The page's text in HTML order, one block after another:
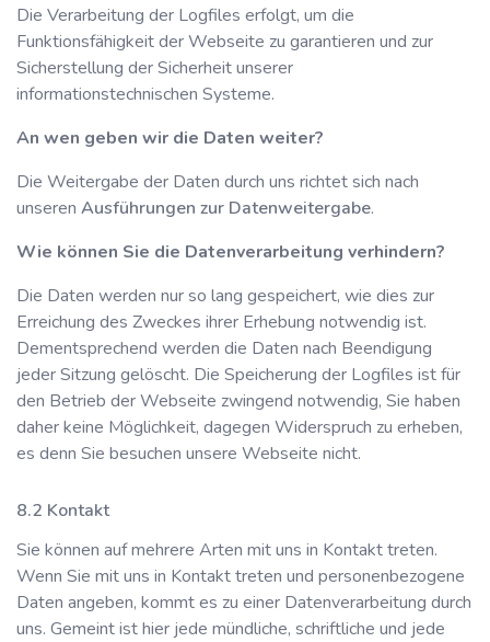
Die Verarbeitung der Logfiles erfolgt, um die
Funktionsfähigkeit der Webseite zu garantieren und zur
Sicherstellung der Sicherheit unserer
informationstechnischen Systeme.
An wen geben wir die Daten weiter?
Die Weitergabe der Daten durch uns richtet sich nach
unseren Ausführungen zur Datenweitergabe.
Wie können Sie die Datenverarbeitung verhindern?
Die Daten werden nur so lang gespeichert, wie dies zur
Erreichung des Zweckes ihrer Erhebung notwendig ist.
Dementsprechend werden die Daten nach Beendigung
jeder Sitzung gelöscht. Die Speicherung der Logfiles ist für
den Betrieb der Webseite zwingend notwendig, Sie haben
daher keine Möglichkeit, dagegen Widerspruch zu erheben,
es denn Sie besuchen unsere Webseite nicht.
Kontakt
Sie können auf mehrere Arten mit uns in Kontakt treten.
Wenn Sie mit uns in Kontakt treten und personenbezogene
Daten angeben, kommt es zu einer Datenverarbeitung durch
uns. Gemeint ist hier jede mündliche, schriftliche und jede